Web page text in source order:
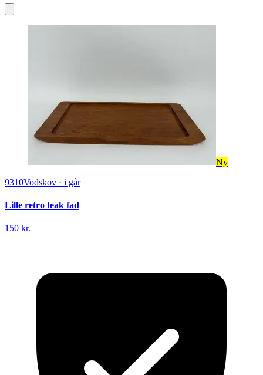
Ny
9310Vodskov · i går
Lille retro teak fad
150 kr.